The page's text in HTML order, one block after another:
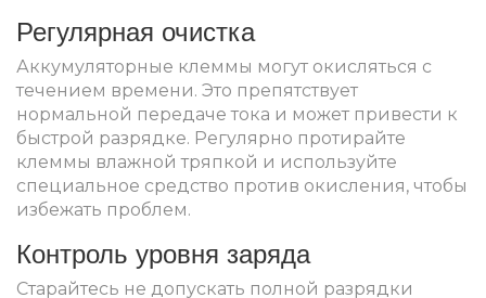
Регулярная очистка
Аккумуляторные клеммы могут окисляться с
течением времени. Это препятствует
нормальной передаче тока и может привести к
быстрой разрядке. Регулярно протирайте
клеммы влажной тряпкой и используйте
специальное средство против окисления, чтобы
избежать проблем.
Контроль уровня заряда
Старайтесь не допускать полной разрядки